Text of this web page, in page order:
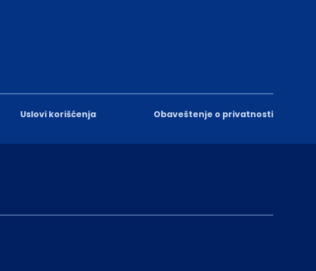
Uslovi korišćenja Obaveštenje o privatnosti